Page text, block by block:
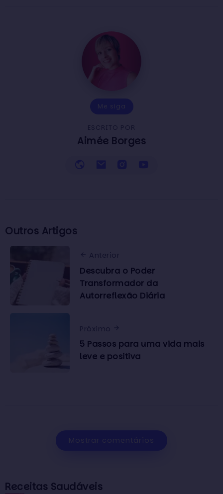
ESCRITO POR
Aimée Borges
Outros Artigos
Anterior
Descubra o Poder
Transformador da
Autorreflexão Diária
Próximo
5 Passos para uma vida mais
leve e positiva
Receitas Saudáveis